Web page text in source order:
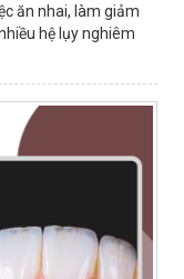
ăn nhai, làm giảm
hệ lụy nghiêm